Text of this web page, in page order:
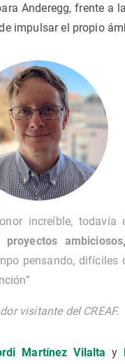
Anderegg, frente a
impulsar el propio
increíble, todavía
proyectos
pensando, difíciles
visitante del CREAF.
Martínez Vilalta y